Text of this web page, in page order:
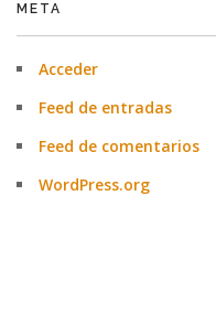
META
Acceder
Feed de entradas
Feed de comentarios
WordPress.org